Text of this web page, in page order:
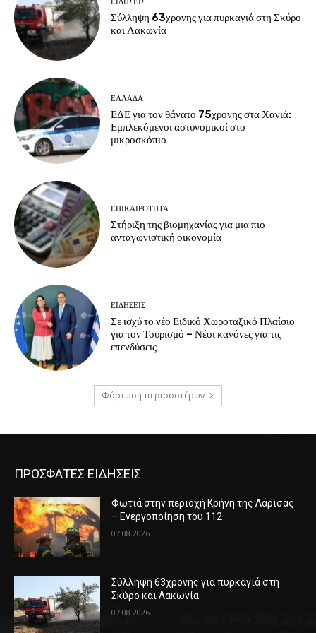
Σύλληψη 63χρονης για πυρκαγιά στη Σκύρο
και Λακωνία
ΕΛΛΑΔΑ
ΕΔΕ για τον θάνατο 75χρονης στα Χανιά:
Εμπλεκόμενοι αστυνομικοί στο
μικροσκόπιο
ΕΠΙΚΑΙΡΟΤΗΤΑ
Στήριξη της βιομηχανίας για μια πιο
ανταγωνιστική οικονομία
ΕΙΔΗΣΕΙΣ
Σε ισχύ το νέο Ειδικό Χωροταξικό Πλαίσιο
για τον Τουρισμό – Νέοι κανόνες για τις
επενδύσεις
Φόρτωση περισσοτέρων
ΠΡΟΣΦΑΤΕΣ ΕΙΔΗΣΕΙΣ
Φωτιά στην περιοχή Κρήνη της Λάρισας
– Ενεργοποίηση του 112
07.08.2026
Σύλληψη 63χρονης για πυρκαγιά στη
Σκύρο και Λακωνία
07.08.2026